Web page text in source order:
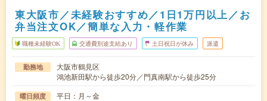
東大阪市／未経験おすすめ／1日1万円以上／お
弁当注文OK／簡単な入力・軽作業
職種未経験OK 交通費別途支給あり 土日祝日が休み 派遣
勤務地
大阪市鶴見区
鴻池新田駅から徒歩20分／門真南駅から徒歩25分
曜日頻度 平日：月～金